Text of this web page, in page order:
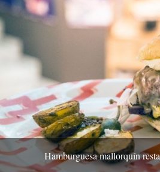
Hamburguesa mallorquín